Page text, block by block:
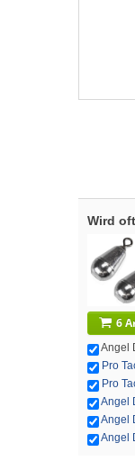
Wird
6
Angel
Pro
Pro
Angel
Angel
Angel